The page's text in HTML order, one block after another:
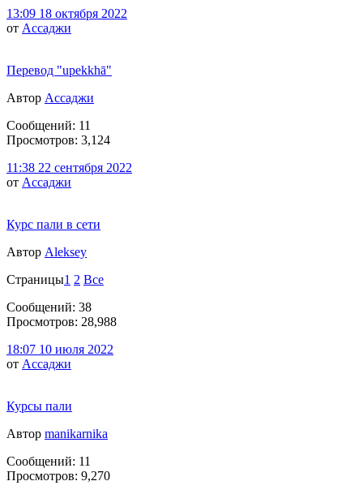
13:09 18 октября 2022
от Ассаджи
Перевод "upekkhā"
Автор Ассаджи
Сообщений: 11
Просмотров: 3,124
11:38 22 сентября 2022
от Ассаджи
Курс пали в сети
Автор Aleksey
Страницы1 2 Все
Сообщений: 38
Просмотров: 28,988
18:07 10 июля 2022
от Ассаджи
Курсы пали
Автор manikarnika
Сообщений: 11
Просмотров: 9,270